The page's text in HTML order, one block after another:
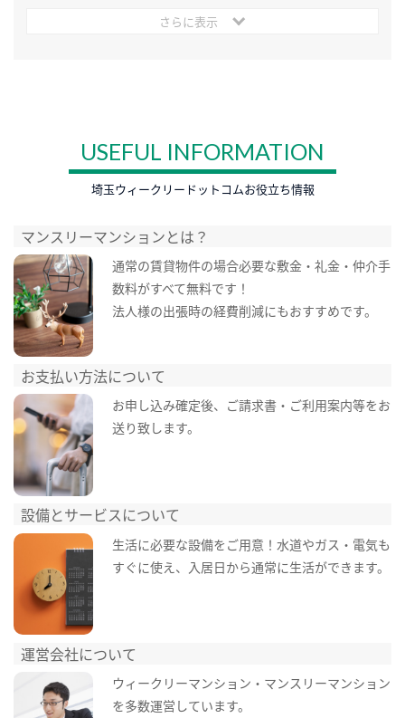
さらに表示
USEFUL INFORMATION
埼玉ウィークリードットコムお役立ち情報
マンスリーマンションとは？
通常の賃貸物件の場合必要な敷金・礼金・仲介手
数料がすべて無料です！
法人様の出張時の経費削減にもおすすめです。
お支払い方法について
お申し込み確定後、ご請求書・ご利用案内等をお
送り致します。
設備とサービスについて
生活に必要な設備をご用意！水道やガス・電気も
すぐに使え、入居日から通常に生活ができます。
運営会社について
ウィークリーマンション・マンスリーマンション
を多数運営しています。